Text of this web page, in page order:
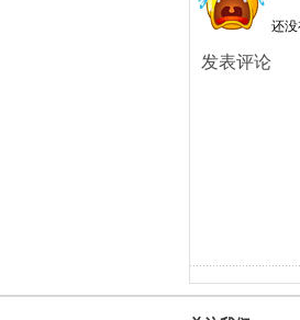
还
发表评论